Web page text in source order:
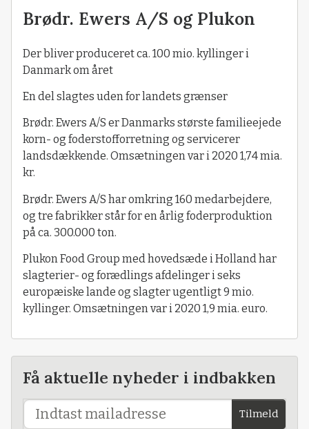
Brødr. Ewers A/S og Plukon
Der bliver produceret ca. 100 mio. kyllinger i
Danmark om året
En del slagtes uden for landets grænser
Brødr. Ewers A/S er Danmarks største familieejede
korn- og foderstofforretning og servicerer
landsdækkende. Omsætningen var i 2020 1,74 mia.
kr.
Brødr. Ewers A/S har omkring 160 medarbejdere,
og tre fabrikker står for en årlig foderproduktion
på ca. 300.000 ton.
Plukon Food Group med hovedsæde i Holland har
slagterier- og forædlings afdelinger i seks
europæiske lande og slagter ugentligt 9 mio.
kyllinger. Omsætningen var i 2020 1,9 mia. euro.
Få aktuelle nyheder i indbakken
Tilmeld